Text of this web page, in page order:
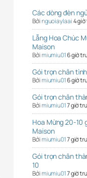
Các dòng đèn
Bởinguoiaylaai4
Lẵng Hoa Chúc
Maison
Bởimiumiu016 giờ
Gói trọn chân
Bởimiumiu016 giờ
Gói trọn chân
Bởimiumiu017 giờ
Hoa Mừng 20-10
Maison
Bởimiumiu017 giờ
Gói trọn chân
10
Bởimiumiu017 giờ